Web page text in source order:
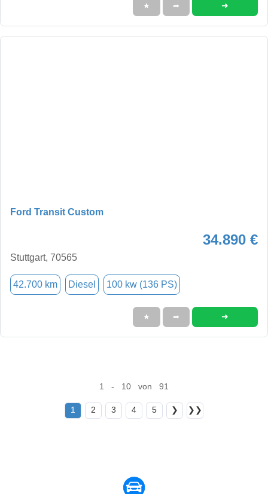
★ ➦ ➜
Ford Transit Custom
34.890 €
Stuttgart, 70565
42.700 km Diesel 100 kw (136 PS)
★ ➦ ➜
1 - 10 von 91
1 2 3 4 5 ❯ ❯❯